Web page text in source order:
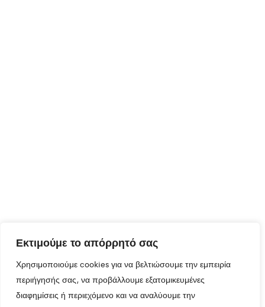
Εκτιμούμε το απόρρητό σας
Χρησιμοποιούμε cookies για να βελτιώσουμε την εμπειρία
περιήγησής σας, να προβάλλουμε εξατομικευμένες
διαφημίσεις ή περιεχόμενο και να αναλύουμε την